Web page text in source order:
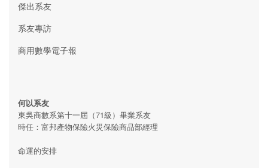
傑出系友
系友專訪
商用數學電子報
何以系友
東吳商數系第十一屆（71級）畢業系友
時任：富邦產物保險火災保險商品部經理
命運的安排